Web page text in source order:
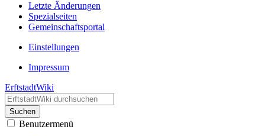
Letzte Änderungen
Spezialseiten
Gemeinschafts­portal
Einstellungen
Impressum
ErftstadtWiki
Suchen
Benutzermenü